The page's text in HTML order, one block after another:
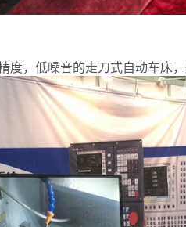
度，低噪音的走刀式自动车床